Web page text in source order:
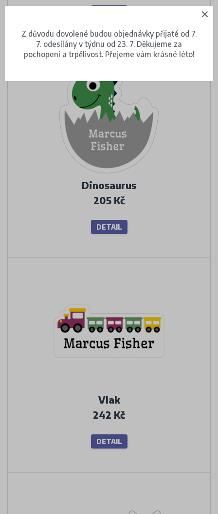
Dinosaurus
205 Kč
DETAIL
Vlak
242 Kč
DETAIL
Z důvodu dovolené budou objednávky přijaté od 7.
7. odesílány v týdnu od 23. 7. Děkujeme za
pochopení a trpělivost. Přejeme vám krásné léto!